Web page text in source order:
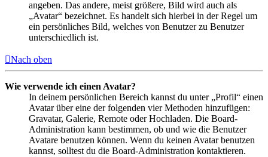
angeben. Das andere, meist größere, Bild wird auch als
„Avatar“ bezeichnet. Es handelt sich hierbei in der Regel um
ein persönliches Bild, welches von Benutzer zu Benutzer
unterschiedlich ist.
Nach oben
Wie verwende ich einen Avatar?
In deinem persönlichen Bereich kannst du unter „Profil“ einen
Avatar über eine der folgenden vier Methoden hinzufügen:
Gravatar, Galerie, Remote oder Hochladen. Die Board-
Administration kann bestimmen, ob und wie die Benutzer
Avatare benutzen können. Wenn du keinen Avatar benutzen
kannst, solltest du die Board-Administration kontaktieren.